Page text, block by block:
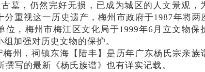
墓，仍然完好无损，已成为城区的人文景观，
分重视这一历史遗产，梅州市政府于1987年将两
位，梅州市梅江区文化局于1999年6月立文物保
加强对历史文物的保护。
梅州，祠镇东海【陆丰】是历年广东杨氏宗亲族
撰写的最新《杨氏族谱》也有详实记载。